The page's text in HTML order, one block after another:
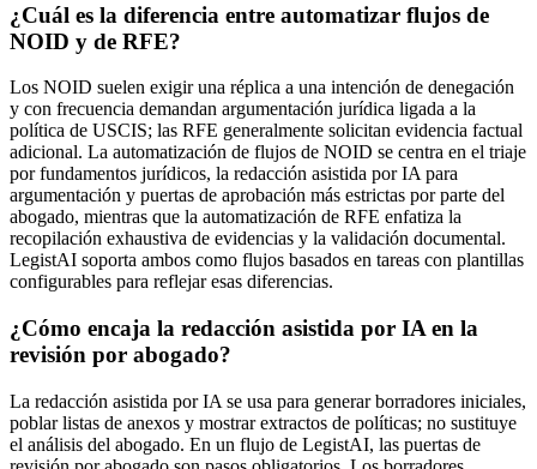
¿Cuál es la diferencia entre automatizar flujos de
NOID y de RFE?
Los NOID suelen exigir una réplica a una intención de denegación
y con frecuencia demandan argumentación jurídica ligada a la
política de USCIS; las RFE generalmente solicitan evidencia factual
adicional. La automatización de flujos de NOID se centra en el triaje
por fundamentos jurídicos, la redacción asistida por IA para
argumentación y puertas de aprobación más estrictas por parte del
abogado, mientras que la automatización de RFE enfatiza la
recopilación exhaustiva de evidencias y la validación documental.
LegistAI soporta ambos como flujos basados en tareas con plantillas
configurables para reflejar esas diferencias.
¿Cómo encaja la redacción asistida por IA en la
revisión por abogado?
La redacción asistida por IA se usa para generar borradores iniciales,
poblar listas de anexos y mostrar extractos de políticas; no sustituye
el análisis del abogado. En un flujo de LegistAI, las puertas de